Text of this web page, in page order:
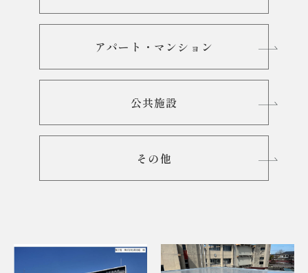
アパート・マンション
公共施設
その他